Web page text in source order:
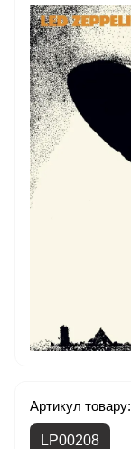
Артикул товару:
LP00208